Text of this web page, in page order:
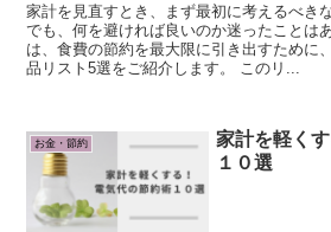
家計を見直すとき、まず最初に考えるべき
でも、何を避ければ良いのか迷ったことは
は、食費の節約を最大限に引き出すために
品リスト5選をご紹介します。 このリ...
お金・節約
家計を軽く
１０選